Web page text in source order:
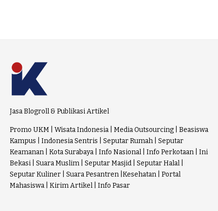
Jasa Blogroll & Publikasi Artikel
Promo UKM Wisata Indonesia Media Outsourcing
Beasiswa
Kampus
Indonesia Sentris Seputar Rumah
Seputar
Keamanan
Kota Surabaya Info Nasional Info Perkotaan
Ini
Bekasi
Suara Muslim Seputar Masjid Seputar Halal
Seputar Kuliner
Suara Pesantren Kesehatan
Portal
Mahasiswa
Kirim Artikel Info Pasar